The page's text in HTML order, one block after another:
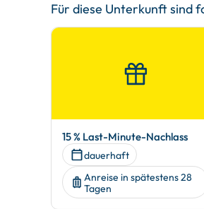
Für diese Unterkunft sind
15 % Last-Minute-Nachlass
dauerhaft
Anreise in spätestens 28
Tagen